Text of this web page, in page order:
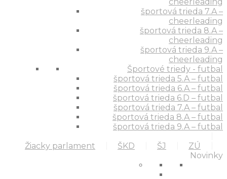
športová trieda 7.A –
cheerleading
športová trieda 8.A –
cheerleading
športová trieda 9.A –
cheerleading
Športové triedy - futbal
športová trieda 5.A – futbal
športová trieda 6.A – futbal
športová trieda 6.D – futbal
športová trieda 7.A – futbal
športová trieda 8.A – futbal
športová trieda 9.A – futbal
Žiacky parlament
ŠKD ŠJ ZÚ
Novinky